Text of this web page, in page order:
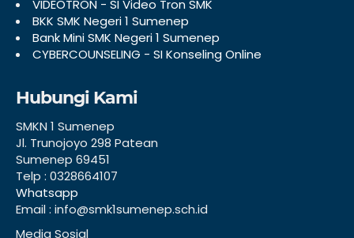
VIDEOTRON - SI Video Tron SMK
BKK SMK Negeri 1 Sumenep
Bank Mini SMK Negeri 1 Sumenep
CYBERCOUNSELING - SI Konseling Online
Hubungi Kami
SMKN 1 Sumenep
Jl. Trunojoyo 298 Patean
Sumenep 69451
Telp : 0328664107
Whatsapp
Email : info@smk1sumenep.sch.id
Media Sosial